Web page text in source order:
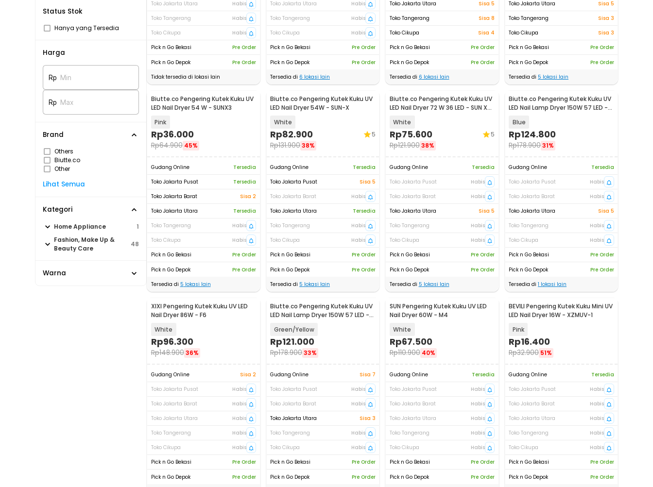
Status Stok
Hanya yang Tersedia
Harga
Rp Min
Rp Max
Brand
Others
Biutte.co
Other
Lihat Semua
Kategori
Home Appliance
1
Fashion, Make Up &
Beauty Care
48
Warna
Toko Jakarta Utara
Habis
Toko Tangerang
Habis
Toko Cikupa
Habis
Pick n Go Bekasi
Pre Order
Pick n Go Depok
Pre Order
Tidak tersedia di lokasi lain
Toko Jakarta Utara
Habis
Toko Tangerang
Habis
Toko Cikupa
Habis
Pick n Go Bekasi
Pre Order
Pick n Go Depok
Pre Order
Tersedia di 6 lokasi lain
Toko Jakarta Utara
Sisa 5
Toko Tangerang
Sisa 8
Toko Cikupa
Sisa 4
Pick n Go Bekasi
Pre Order
Pick n Go Depok
Pre Order
Tersedia di 6 lokasi lain
Toko Jakarta Utara
Sisa 5
Toko Tangerang
Sisa 3
Toko Cikupa
Sisa 3
Pick n Go Bekasi
Pre Order
Pick n Go Depok
Pre Order
Tersedia di 5 lokasi lain
Biutte.co Pengering Kutek Kuku UV
LED Nail Dryer 54 W - SUNX3
Pink
Rp36.000
Rp64.900 45%
Gudang Online
Tersedia
Toko Jakarta Pusat
Tersedia
Toko Jakarta Barat
Sisa 2
Toko Jakarta Utara
Tersedia
Toko Tangerang
Habis
Toko Cikupa
Habis
Pick n Go Bekasi
Pre Order
Pick n Go Depok
Pre Order
Tersedia di 5 lokasi lain
Biutte.co Pengering Kutek Kuku UV
LED Nail Dryer 54W - SUN-X
White
Rp82.900
Rp131.90038%
5
Gudang Online
Tersedia
Toko Jakarta Pusat
Sisa 5
Toko Jakarta Barat
Habis
Toko Jakarta Utara
Tersedia
Toko Tangerang
Habis
Toko Cikupa
Habis
Pick n Go Bekasi
Pre Order
Pick n Go Depok
Pre Order
Tersedia di 5 lokasi lain
Biutte.co Pengering Kutek Kuku UV
LED Nail Dryer 72 W 36 LED - SUN X5
White
Rp75.600
Rp121.900 38%
5
Gudang Online
Tersedia
Toko Jakarta Pusat
Habis
Toko Jakarta Barat
Habis
Toko Jakarta Utara
Sisa 5
Toko Tangerang
Habis
Toko Cikupa
Habis
Pick n Go Bekasi
Pre Order
Pick n Go Depok
Pre Order
Tersedia di 5 lokasi lain
Biutte.co Pengering Kutek Kuku UV
LED Nail Lamp Dryer 150W 57 LED -
Blue
Rp124.800
Rp178.90031%
Gudang Online
Tersedia
Toko Jakarta Pusat
Habis
Toko Jakarta Barat
Habis
Toko Jakarta Utara
Sisa 5
Toko Tangerang
Habis
Toko Cikupa
Habis
Pick n Go Bekasi
Pre Order
Pick n Go Depok
Pre Order
Tersedia di 1 lokasi lain
XIXI Pengering Kutek Kuku UV LED
Nail Dryer 86W - F6
White
Rp96.300
Rp148.900 36%
Gudang Online
Sisa 2
Toko Jakarta Pusat
Habis
Toko Jakarta Barat
Habis
Toko Jakarta Utara
Habis
Toko Tangerang
Habis
Toko Cikupa
Habis
Pick n Go Bekasi
Pre Order
Pick n Go Depok
Pre Order
Biutte.co Pengering Kutek Kuku UV
LED Nail Lamp Dryer 150W 57 LED -
Green/Yellow
Rp121.000
Rp178.90033%
Gudang Online
Sisa 7
Toko Jakarta Pusat
Habis
Toko Jakarta Barat
Habis
Toko Jakarta Utara
Sisa 3
Toko Tangerang
Habis
Toko Cikupa
Habis
Pick n Go Bekasi
Pre Order
Pick n Go Depok
Pre Order
SUN Pengering Kutek Kuku UV LED
Nail Dryer 60W - M4
White
Rp67.500
Rp110.900 40%
Gudang Online
Tersedia
Toko Jakarta Pusat
Habis
Toko Jakarta Barat
Habis
Toko Jakarta Utara
Habis
Toko Tangerang
Habis
Toko Cikupa
Habis
Pick n Go Bekasi
Pre Order
Pick n Go Depok
Pre Order
BEVILI Pengering Kutek Kuku Mini UV
LED Nail Dryer 16W - XZMUV-1
Pink
Rp16.400
Rp32.900 51%
Gudang Online
Tersedia
Toko Jakarta Pusat
Habis
Toko Jakarta Barat
Habis
Toko Jakarta Utara
Habis
Toko Tangerang
Habis
Toko Cikupa
Habis
Pick n Go Bekasi
Pre Order
Pick n Go Depok
Pre Order